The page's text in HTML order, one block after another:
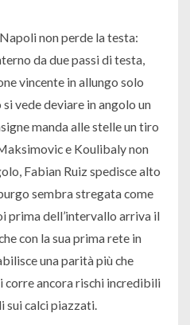
non perde la testa:
da due passi di testa,
vincente in allungo solo
vede deviare in angolo un
manda alle stelle un tiro
e Koulibaly non
Fabian Ruiz spedisce alto
sembra stregata come
prima dell’intervallo arriva il
con la sua prima rete in
una parità più che
corre ancora rischi incredibili
calci piazzati.